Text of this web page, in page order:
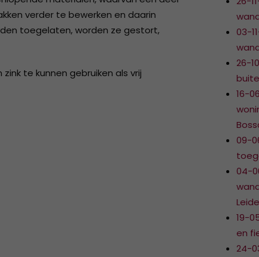
ISO 9001 Certificaat - K.K.S.
Beheer B.V.
verder te bewerken en daarin
toegelaten, worden ze gestort,
te kunnen gebruiken als vrij
03-
26-
16-
09-
04-
19-
en
24-